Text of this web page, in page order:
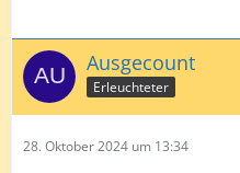
Ausgecount
Erleuchteter
28. Oktober 2024 um 13:34